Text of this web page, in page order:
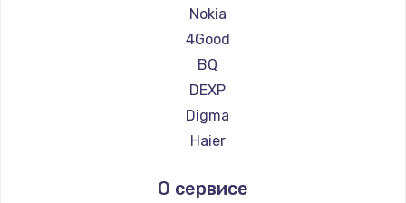
Ремонт планшетов Teclast
Ремонт планшетов CHUWI
Nokia
4Good
BQ
DEXP
Digma
Haier
Prestigio
О сервисе